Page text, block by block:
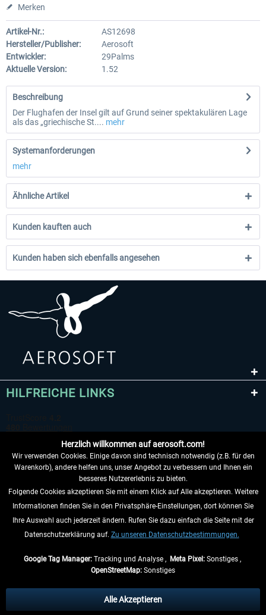
Merken
Artikel-Nr.:
AS12698
Hersteller/Publisher:
Aerosoft
Entwickler:
29Palms
Aktuelle Version:
1.52
Beschreibung
Der Flughafen der Insel gilt auf Grund seiner spektakulären Lage
als das „griechische St.... mehr
Systemanforderungen
mehr
Ähnliche Artikel
Kunden kauften auch
Kunden haben sich ebenfalls angesehen
HILFREICHE LINKS
VERTRAG WIDERRUFEN
INFORMATIONEN
anders beschrieben.
** Gilt für Lieferungen innerhalb Deutschlands, Lieferzeiten für andere Länder
Herzlich willkommen auf aerosoft.com!
Wir verwenden Cookies. Einige davon sind technisch notwendig (z.B. für den
Warenkorb), andere helfen uns, unser Angebot zu verbessern und Ihnen ein
besseres Nutzererlebnis zu bieten.
Folgende Cookies akzeptieren Sie mit einem Klick auf Alle akzeptieren. Weitere
Informationen finden Sie in den Privatsphäre-Einstellungen, dort können Sie
Ihre Auswahl auch jederzeit ändern. Rufen Sie dazu einfach die Seite mit der
Datenschutzerklärung auf. Zu unseren Datenschutzbestimmungen.
Google Tag Manager:Tracking und Analyse , Meta Pixel:Sonstiges ,
OpenStreetMap: Sonstiges
Alle Akzeptieren